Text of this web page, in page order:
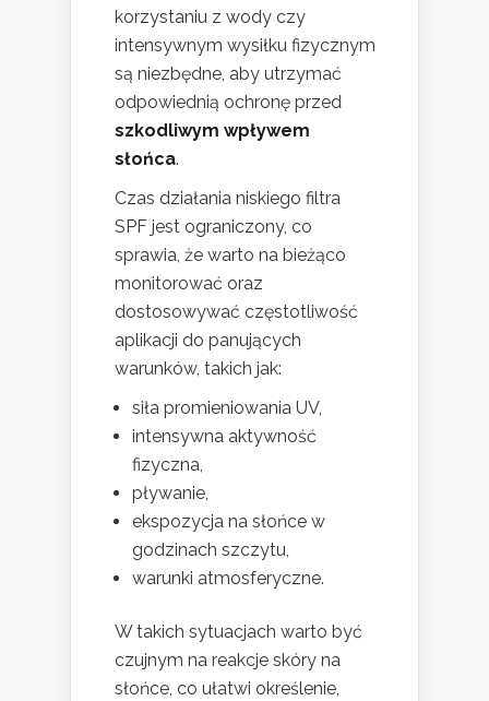
korzystaniu z wody czy
intensywnym wysiłku fizycznym
są niezbędne, aby utrzymać
odpowiednią ochronę przed
szkodliwym wpływem
słońca.
Czas działania niskiego filtra
SPF jest ograniczony, co
sprawia, że warto na bieżąco
monitorować oraz
dostosowywać częstotliwość
aplikacji do panujących
warunków, takich jak:
siła promieniowania UV,
intensywna aktywność
fizyczna,
pływanie,
ekspozycja na słońce w
godzinach szczytu,
warunki atmosferyczne.
W takich sytuacjach warto być
czujnym na reakcje skóry na
słońce, co ułatwi określenie,